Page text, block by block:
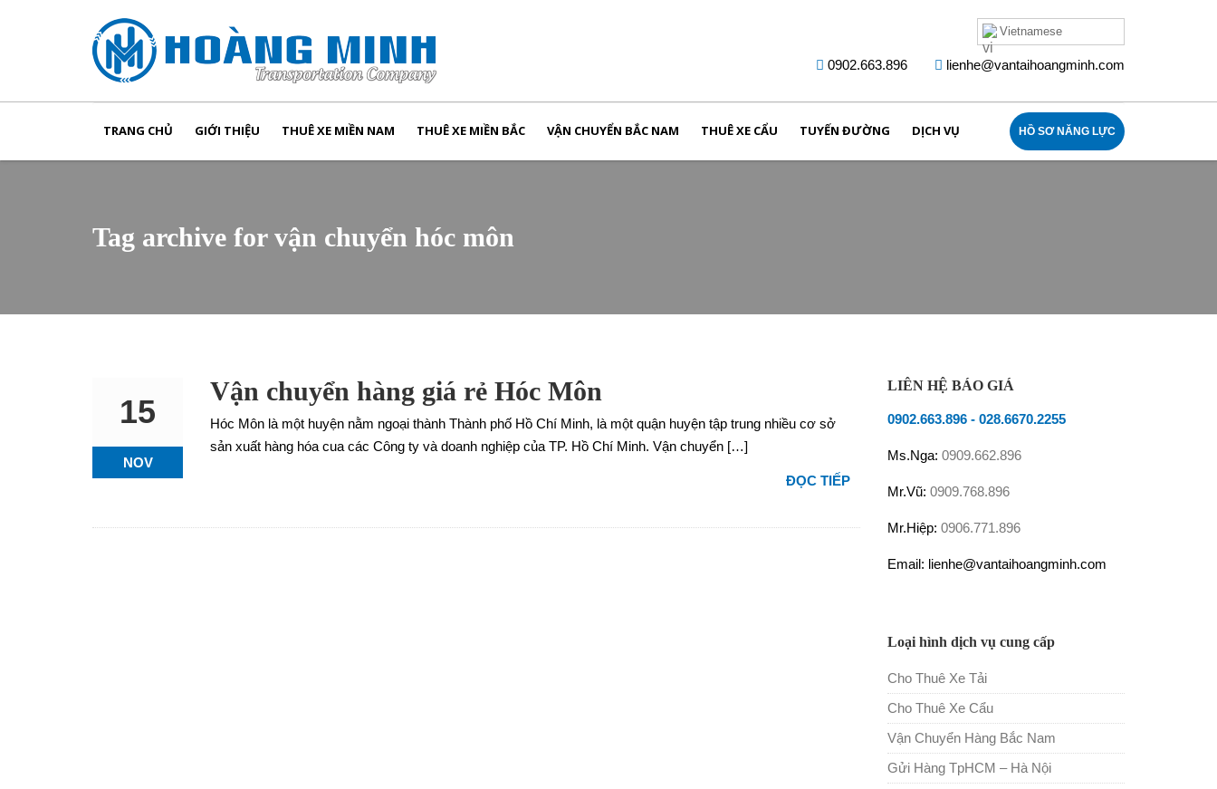
Vietnamese
0902.663.896 lienhe@vantaihoangminh.com
TRANG CHỦ GIỚI THIỆU THUÊ XE MIỀN NAM THUÊ XE MIỀN BẮC VẬN CHUYỂN BẮC NAM THUÊ XE CẨU TUYẾN ĐƯỜNG DỊCH VỤ HỒ SƠ NĂNG LỰC
Tag archive for vận chuyển hóc môn
15
NOV
Vận chuyển hàng giá rẻ Hóc Môn
Hóc Môn là một huyện nằm ngoại thành Thành phố Hồ Chí Minh, là một quận huyện tập trung nhiều cơ sở
sản xuất hàng hóa cua các Công ty và doanh nghiệp của TP. Hồ Chí Minh. Vận chuyển […]
ĐỌC TIẾP
LIÊN HỆ BÁO GIÁ
0902.663.896- 028.6670.2255
Ms.Nga: 0909.662.896
Mr.Vũ: 0909.768.896
Mr.Hiệp: 0906.771.896
Email: lienhe@vantaihoangminh.com
Loại hình dịch vụ cung cấp
Cho Thuê Xe Tải
Cho Thuê Xe Cẩu
Vận Chuyển Hàng Bắc Nam
Gửi Hàng TpHCM – Hà Nội